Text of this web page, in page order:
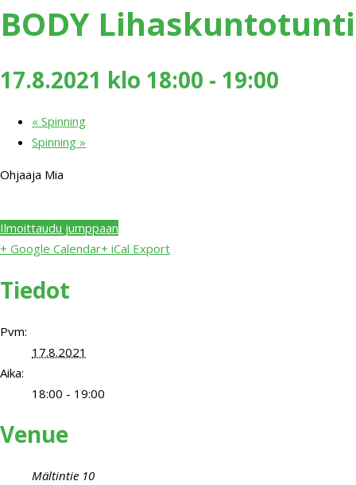
BODY Lihaskuntotunti
17.8.2021 klo 18:00 - 19:00
« Spinning
Spinning »
Ohjaaja Mia
Ilmoittaudu jumppaan
+ Google Calendar+ iCal Export
Tiedot
Pvm:
17.8.2021
Aika:
18:00 - 19:00
Venue
Mältintie 10